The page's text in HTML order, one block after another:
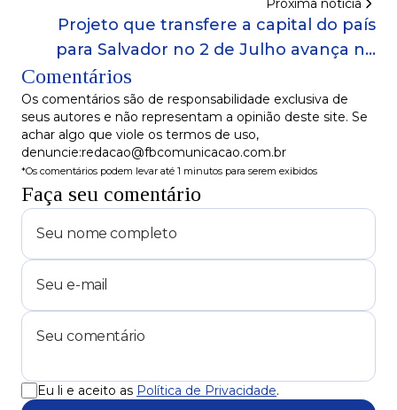
Próxima notícia
Projeto que transfere a capital do país
para Salvador no 2 de Julho avança no
Comentários
Os comentários são de responsabilidade exclusiva de
seus autores e não representam a opinião deste site. Se
achar algo que viole os termos de uso,
denuncie:redacao@fbcomunicacao.com.br
*Os comentários podem levar até 1 minutos para serem exibidos
Faça seu comentário
Eu li e aceito as Política de Privacidade.